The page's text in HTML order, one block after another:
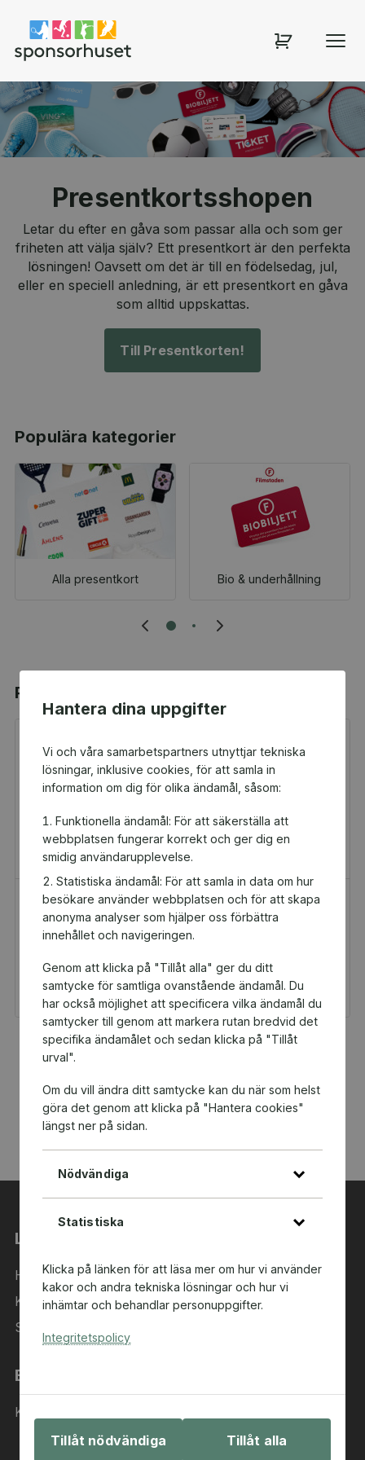
Hantera dina uppgifter
Vi och våra samarbetspartners utnyttjar tekniska
lösningar, inklusive cookies, för att samla in
information om dig för olika ändamål, såsom:
Funktionella ändamål: För att säkerställa att
webbplatsen fungerar korrekt och ger dig en
smidig användarupplevelse.
Statistiska ändamål: För att samla in data om hur
besökare använder webbplatsen och för att skapa
anonyma analyser som hjälper oss förbättra
innehållet och navigeringen.
Genom att klicka på "Tillåt alla" ger du ditt
samtycke för samtliga ovanstående ändamål. Du
har också möjlighet att specificera vilka ändamål du
samtycker till genom att markera rutan bredvid det
specifika ändamålet och sedan klicka på "Tillåt
urval".
Om du vill ändra ditt samtycke kan du när som helst
göra det genom att klicka på "Hantera cookies"
längst ner på sidan.
Nödvändiga
Statistiska
Klicka på länken för att läsa mer om hur vi använder
kakor och andra tekniska lösningar och hur vi
inhämtar och behandlar personuppgifter.
Integritetspolicy
Tillåt nödvändiga Tillåt alla
Sponsorhuset shop
Presentkortsshopen
Letar du efter en gåva som passar alla och som ger
friheten att välja själv? Ett presentkort är den perfekta
lösningen! Oavsett om det är till en födelsedag, jul,
eller en speciell anledning, är ett presentkort en gåva
som alltid uppskattas.
Till Presentkorten!
Populära kategorier
Alla presentkort Bio & underhållning
Populära produkter
H&M Presentkort
Presentkort
Du och Vittangi SK får 5
kr tillbaka
Golfamore
Presentkort
Du och Vittangi SK får
29,75 kr tillbaka
Länkar
Hem
Kategorier
Sök i sortimentet
Behöver du hjälp?
Kontakta oss